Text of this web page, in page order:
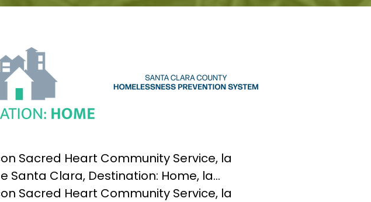
Sacred Heart Community Service, la
Santa Clara, Destination: Home, la…
Sacred Heart Community Service, la